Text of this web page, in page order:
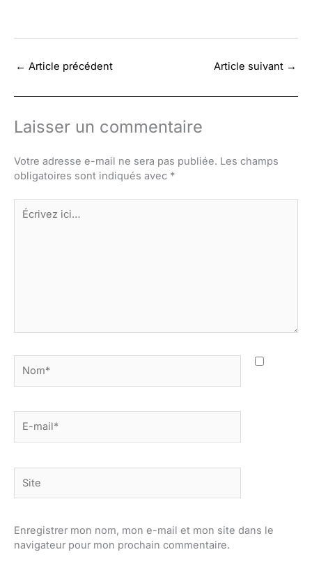
← Article précédent Article suivant →
Laisser un commentaire
Votre adresse e-mail ne sera pas publiée. Les champs
obligatoires sont indiqués avec *
Écrivez
ici…
mail*
Enregistrer mon nom, mon e-mail et mon site dans le
navigateur pour mon prochain commentaire.